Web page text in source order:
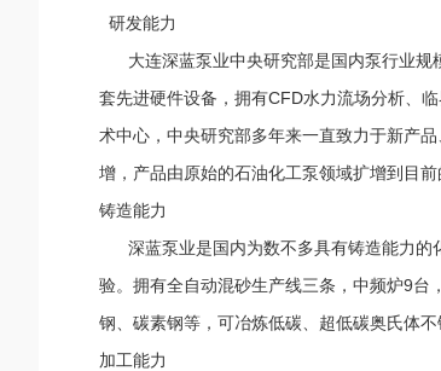
研发能力
大连深蓝泵业中央研究部是国内泵行业规
套先进硬件设备，拥有CFD水力流场分析、
术中心，中央研究部多年来一直致力于新产
增，产品由原始的石油化工泵领域扩增到目
铸造能力
深蓝泵业是国内为数不多具有铸造能力的
验。拥有全自动混砂生产线三条，中频炉9台
钢、碳素钢等，可冶炼低碳、超低碳奥氏体
加工能力